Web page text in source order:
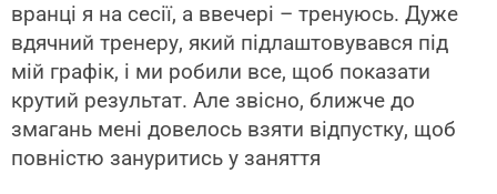
вранці я на сесії, а ввечері – тренуюсь. Дуже
вдячний тренеру, який підлаштовувався під
мій графік, і ми робили все, щоб показати
крутий результат. Але звісно, ближче до
змагань мені довелось взяти відпустку, щоб
повністю зануритись у заняття